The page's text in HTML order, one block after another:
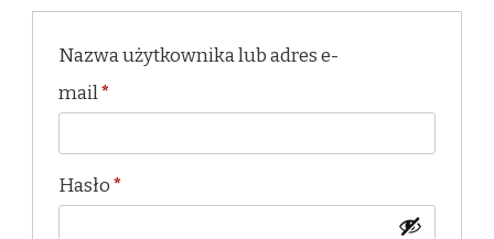
Nazwa użytkownika lub adres e-
mail*
Hasło*